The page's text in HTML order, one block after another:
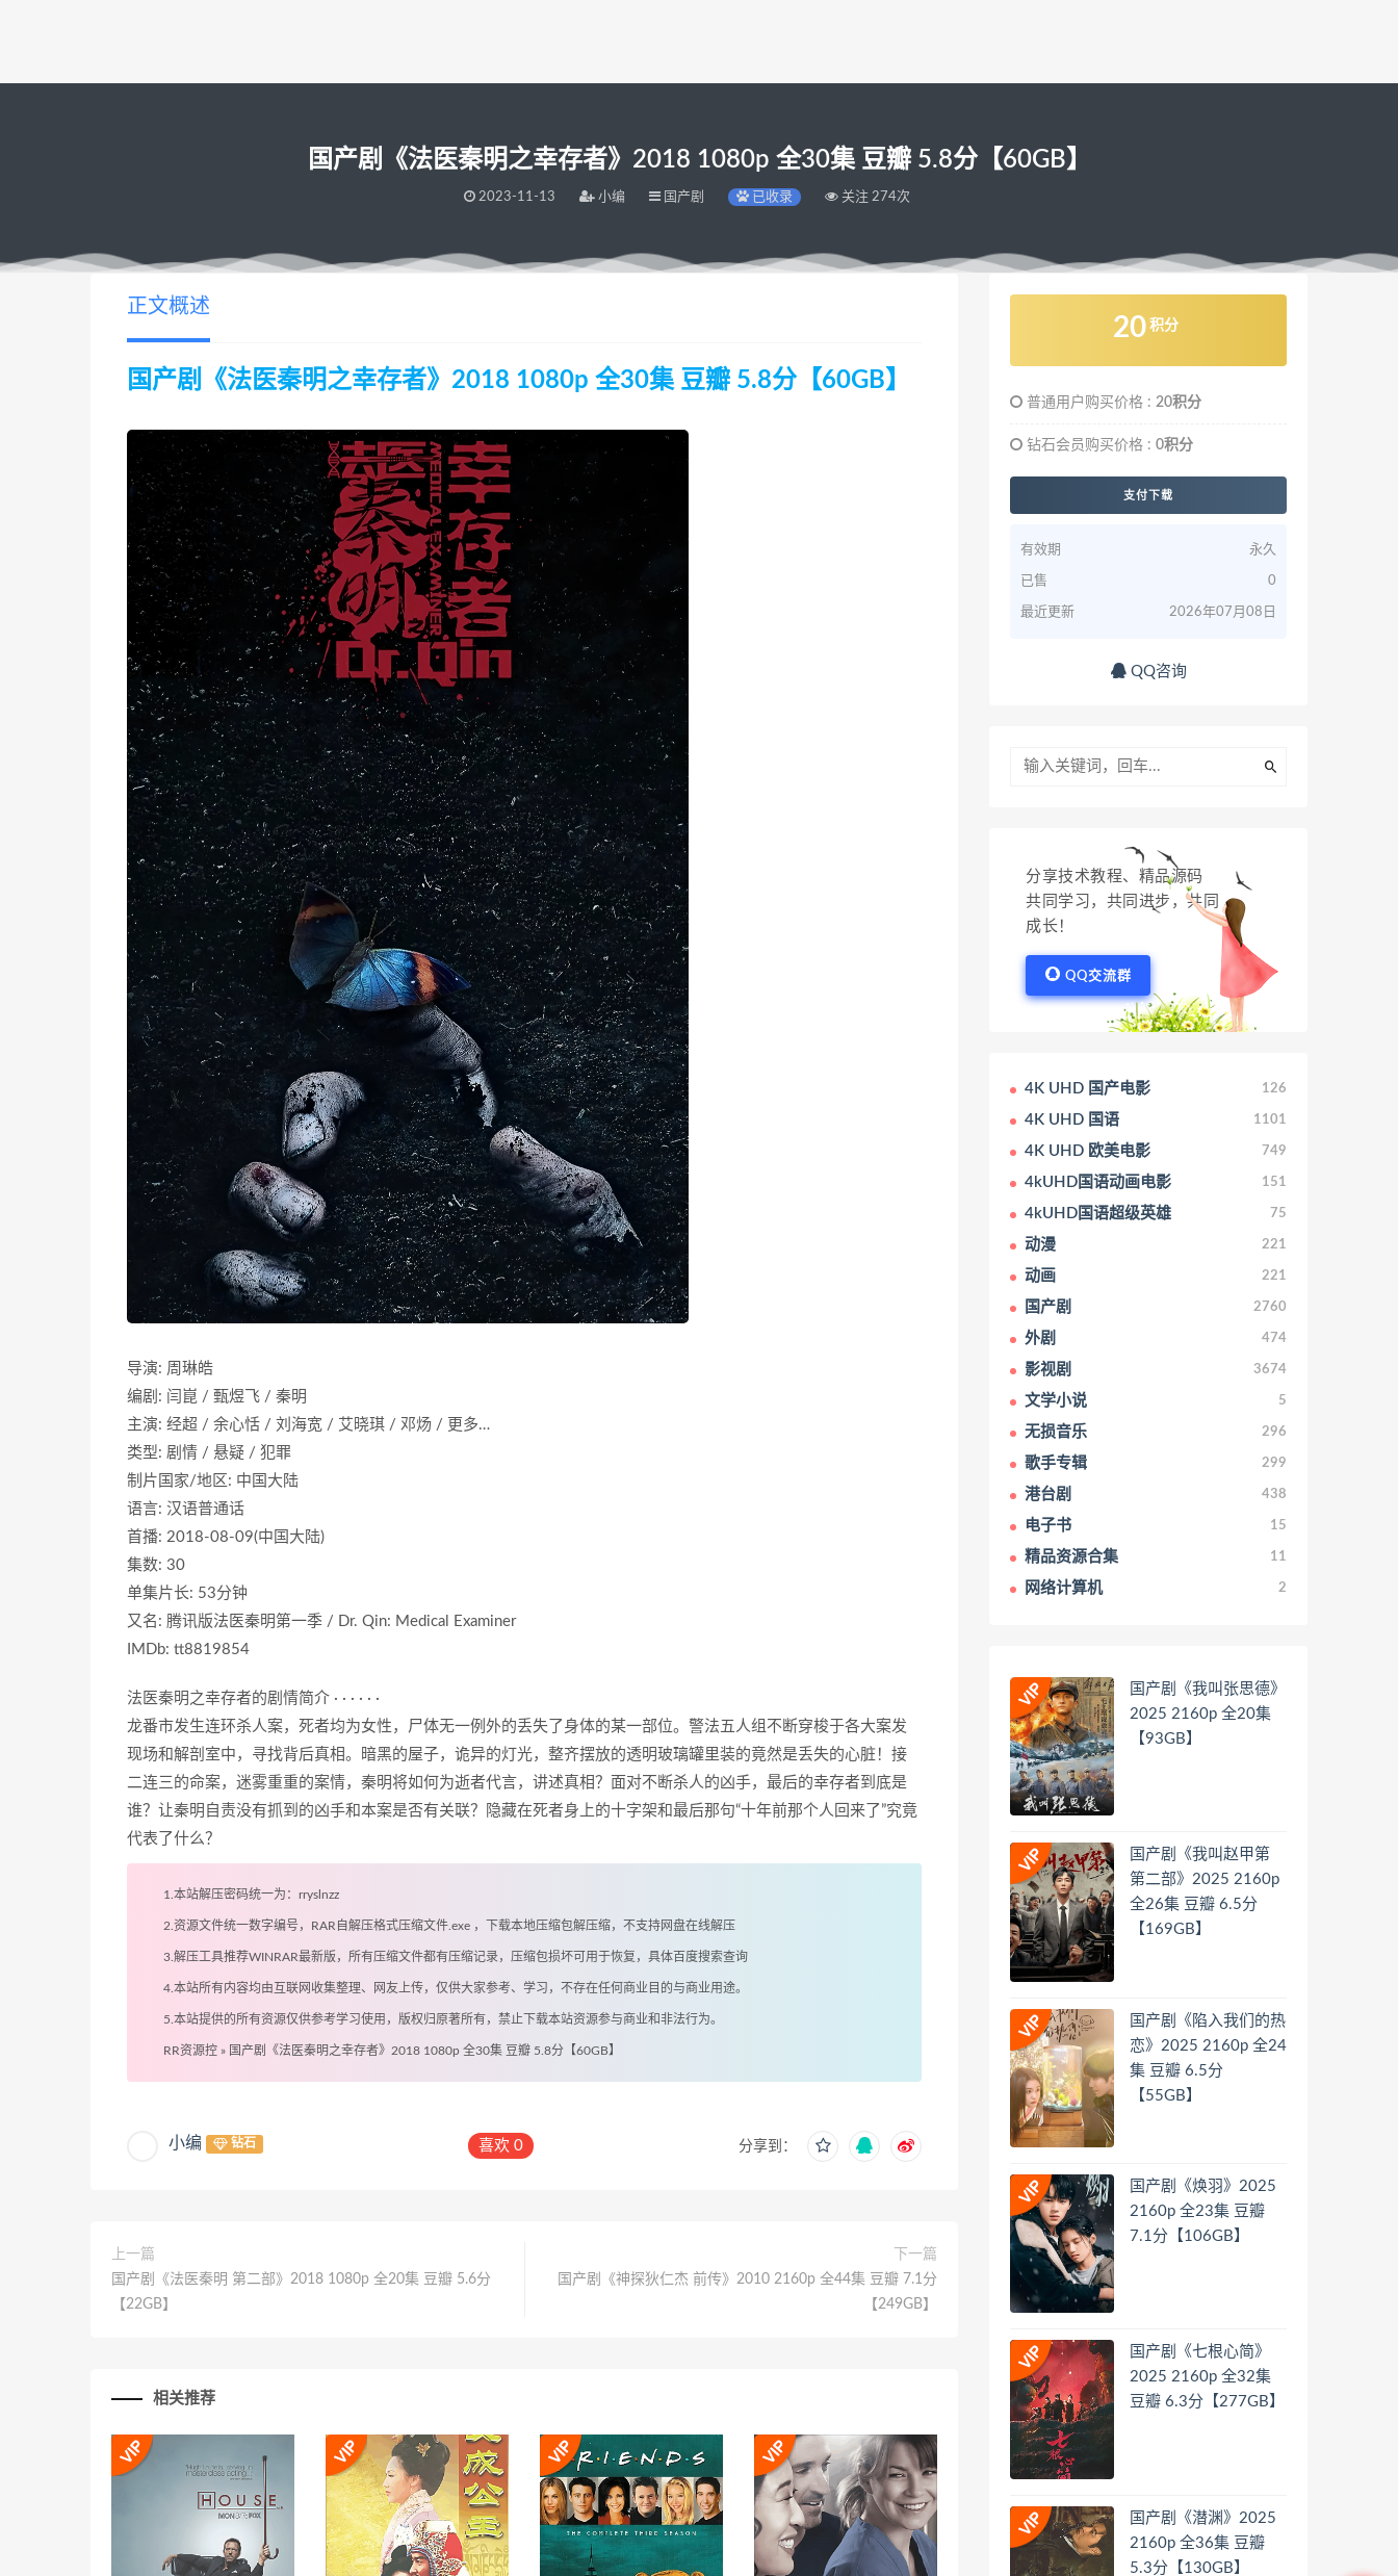
国产剧《法医秦明之幸存者》2018 1080p 全30集 豆瓣 5.8分【60GB】
2023-11-13 小编 国产剧 已收录 关注 274次
正文概述
国产剧《法医秦明之幸存者》2018 1080p 全30集 豆瓣 5.8分【60GB】
导演: 周琳皓
编剧: 闫崑 / 甄煜飞 / 秦明
主演: 经超 / 余心恬 / 刘海宽 / 艾晓琪 / 邓炀 / 更多…
类型: 剧情 / 悬疑 / 犯罪
制片国家/地区: 中国大陆
语言: 汉语普通话
首播: 2018-08-09(中国大陆)
集数: 30
单集片长: 53分钟
又名: 腾讯版法医秦明第一季 / Dr. Qin: Medical Examiner
IMDb: tt8819854
法医秦明之幸存者的剧情简介 · · · · · ·
龙番市发生连环杀人案，死者均为女性，尸体无一例外的丢失了身体的某一部位。警法五人组不断穿梭于各大案发
现场和解剖室中，寻找背后真相。暗黑的屋子，诡异的灯光，整齐摆放的透明玻璃罐里装的竟然是丢失的心脏！接
二连三的命案，迷雾重重的案情，秦明将如何为逝者代言，讲述真相？面对不断杀人的凶手，最后的幸存者到底是
谁？让秦明自责没有抓到的凶手和本案是否有关联？隐藏在死者身上的十字架和最后那句“十年前那个人回来了”究竟
代表了什么？
1.本站解压密码统一为：rryslnzz
2.资源文件统一数字编号，RAR自解压格式压缩文件.exe ，下载本地压缩包解压缩，不支持网盘在线解压
3.解压工具推荐WINRAR最新版，所有压缩文件都有压缩记录，压缩包损坏可用于恢复，具体百度搜索查询
4.本站所有内容均由互联网收集整理、网友上传，仅供大家参考、学习，不存在任何商业目的与商业用途。
5.本站提供的所有资源仅供参考学习使用，版权归原著所有，禁止下载本站资源参与商业和非法行为。
RR资源控 » 国产剧《法医秦明之幸存者》2018 1080p 全30集 豆瓣 5.8分【60GB】
小编 钻石 喜欢0 分享到：
上一篇
国产剧《法医秦明 第二部》2018 1080p 全20集 豆瓣 5.6分
【22GB】
下一篇
国产剧《神探狄仁杰 前传》2010 2160p 全44集 豆瓣 7.1分
【249GB】
相关推荐
20 积分
普通用户购买价格 : 20积分
钻石会员购买价格 : 0积分
支付下载
有效期 永久
已售 0
最近更新 2026年07月08日
QQ咨询
分享技术教程、精品源码
共同学习，共同进步，共同
成长！
QQ交流群
4K UHD 国产电影 126
4K UHD 国语 1101
4K UHD 欧美电影 749
4kUHD国语动画电影 151
4kUHD国语超级英雄 75
动漫 221
动画 221
国产剧 2760
外剧 474
影视剧 3674
文学小说 5
无损音乐 296
歌手专辑 299
港台剧 438
电子书 15
精品资源合集 11
网络计算机 2
国产剧《我叫张思德》
2025 2160p 全20集
【93GB】
国产剧《我叫赵甲第
第二部》2025 2160p
全26集 豆瓣 6.5分
【169GB】
国产剧《陷入我们的热
恋》2025 2160p 全24
集 豆瓣 6.5分
【55GB】
国产剧《焕羽》2025
2160p 全23集 豆瓣
7.1分【106GB】
国产剧《七根心简》
2025 2160p 全32集
豆瓣 6.3分【277GB】
国产剧《潜渊》2025
2160p 全36集 豆瓣
5.3分【130GB】